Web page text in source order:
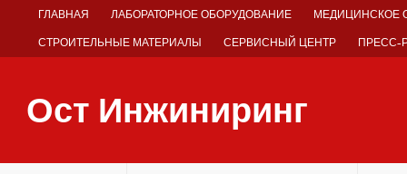
ГЛАВНАЯ ЛАБОРАТОРНОЕ ОБОРУДОВАНИЕ МЕДИЦИНСКОЕ
СТРОИТЕЛЬНЫЕ МАТЕРИАЛЫ СЕРВИСНЫЙ ЦЕНТР ПРЕСС-
Ост Инжиниринг